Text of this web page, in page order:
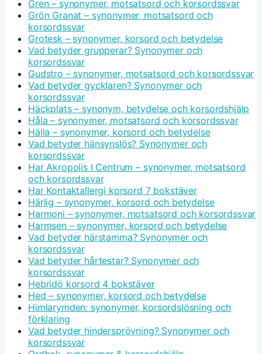
Gren – synonymer, motsatsord och korsordssvar
Grön Granat – synonymer, motsatsord och
korsordssvar
Grotesk – synonymer, korsord och betydelse
Vad betyder grupperar? Synonymer och
korsordssvar
Gudstro – synonymer, motsatsord och korsordssvar
Vad betyder gycklaren? Synonymer och
korsordssvar
Häckplats – synonym, betydelse och korsordshjälp
Håla – synonymer, motsatsord och korsordssvar
Hälla – synonymer, korsord och betydelse
Vad betyder hänsynslös? Synonymer och
korsordssvar
Har Akropolis I Centrum – synonymer, motsatsord
och korsordssvar
Har Kontaktallergi korsord 7 bokstäver
Härlig – synonymer, korsord och betydelse
Harmoni – synonymer, motsatsord och korsordssvar
Harmsen – synonymer, korsord och betydelse
Vad betyder härstamma? Synonymer och
korsordssvar
Vad betyder hårtestar? Synonymer och
korsordssvar
Hebridö korsord 4 bokstäver
Hed – synonymer, korsord och betydelse
Himlarymden: synonymer, korsordslösning och
förklaring
Vad betyder hindersprövning? Synonymer och
korsordssvar